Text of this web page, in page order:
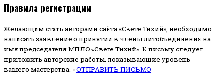
Правила регистрации
Желающим стать авторами сайта «Свете Тихий», необходимо
написать заявление о принятии в члены литобъединения на
имя председателя МПЛО «Свете Тихий». К письму следует
приложить авторские работы, показывающие уровень
вашего мастерства. »ОТПРАВИТЬ ПИСЬМО